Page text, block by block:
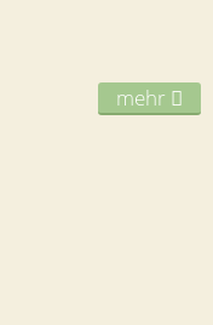
mehr